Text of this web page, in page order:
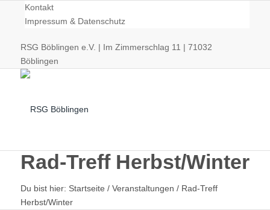
Kontakt
Impressum & Datenschutz
RSG Böblingen e.V. | Im Zimmerschlag 11 | 71032
Böblingen
Radsport
Rad-Treff Herbst/Winter
Du bist hier: Startseite / Veranstaltungen / Rad-Treff
Herbst/Winter